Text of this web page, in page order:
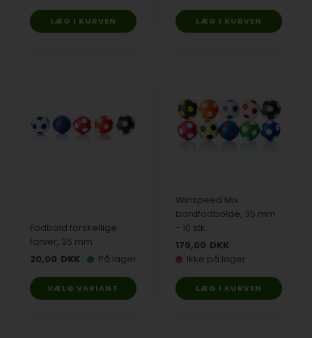
Fodbold forskellige
farver, 35 mm
20,00 DKK På lager
VÆLG VARIANT
Winspeed Mix
bordfodbolde, 35 mm
- 10 stk.
179,00 DKK
Ikke på lager